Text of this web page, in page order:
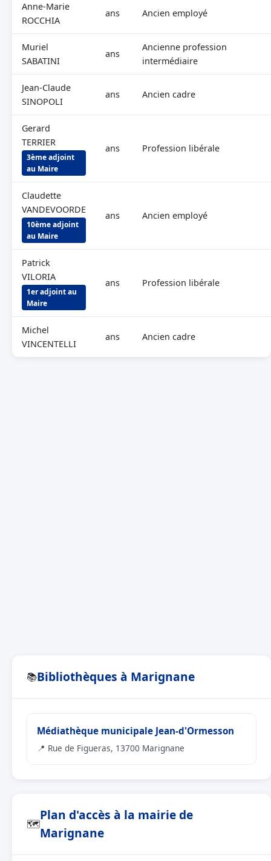
Anne-Marie
ROCCHIA
ans Ancien employé
Muriel
SABATINI
ans
Ancienne profession
intermédiaire
Jean-Claude
SINOPOLI
ans Ancien cadre
Gerard
TERRIER
3ème adjoint
au Maire
ans Profession libérale
Claudette
VANDEVOORDE
10ème adjoint
au Maire
ans Ancien employé
Patrick
VILORIA
1er adjoint au
Maire
ans Profession libérale
Michel
VINCENTELLI
ans Ancien cadre
📚Bibliothèques à Marignane
Médiathèque municipale Jean-d'Ormesson
📍 Rue de Figueras, 13700 Marignane
🗺
Plan d'accès à la mairie de
Marignane